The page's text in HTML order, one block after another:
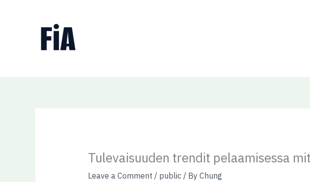
Tulevaisuuden trendit pelaamisessa
Leave a Comment / public/ By Chung